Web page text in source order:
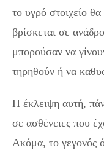
το υγρό στοιχείο
βρίσκεται σε
μπορούσαν να
τηρηθούν ή να
Η έκλειψη αυτή,
σε ασθένειες που
Ακόμα, το γεγονός